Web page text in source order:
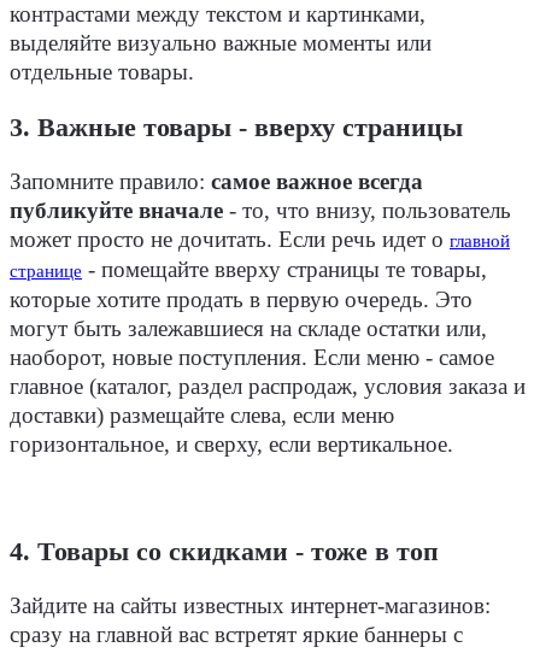
контрастами между текстом и картинками,
выделяйте визуально важные моменты или
отдельные товары.
3. Важные товары - вверху страницы
Запомните правило: самое важное всегда
публикуйте вначале - то, что внизу, пользователь
может просто не дочитать. Если речь идет о главной
странице - помещайте вверху страницы те товары,
которые хотите продать в первую очередь. Это
могут быть залежавшиеся на складе остатки или,
наоборот, новые поступления. Если меню - самое
главное (каталог, раздел распродаж, условия заказа и
доставки) размещайте слева, если меню
горизонтальное, и сверху, если вертикальное.
4. Товары со скидками - тоже в топ
Зайдите на сайты известных интернет-магазинов:
сразу на главной вас встретят яркие баннеры с